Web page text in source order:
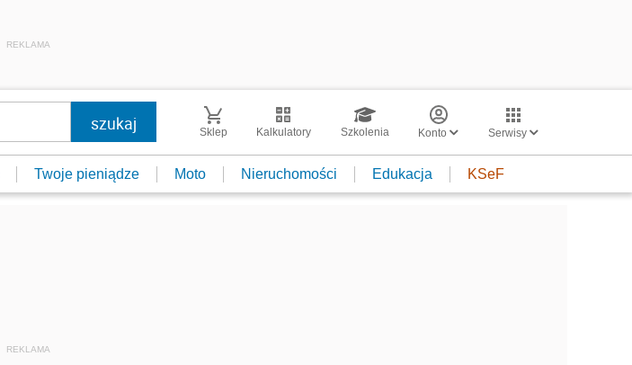
REKLAMA
Sklep Kalkulatory Szkolenia Konto Serwisy
Twoje pieniądze Moto Nieruchomości Edukacja KSeF